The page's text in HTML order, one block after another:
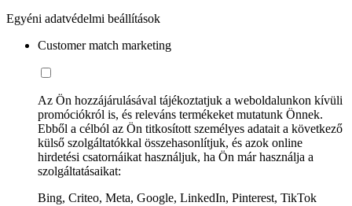
Egyéni adatvédelmi beállítások
Customer match marketing
Az Ön hozzájárulásával tájékoztatjuk a weboldalunkon kívüli
promóciókról is, és releváns termékeket mutatunk Önnek.
Ebből a célból az Ön titkosított személyes adatait a következő
külső szolgáltatókkal összehasonlítjuk, és azok online
hirdetési csatornáikat használjuk, ha Ön már használja a
szolgáltatásaikat:
Bing, Criteo, Meta, Google, LinkedIn, Pinterest, TikTok